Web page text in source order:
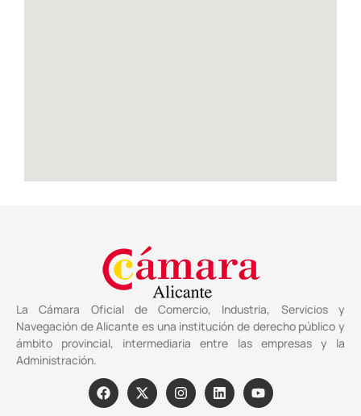
La Cámara Oficial de Comercio, Industria, Servicios y
Navegación de Alicante es una institución de derecho público y
ámbito provincial, intermediaria entre las empresas y la
Administración.